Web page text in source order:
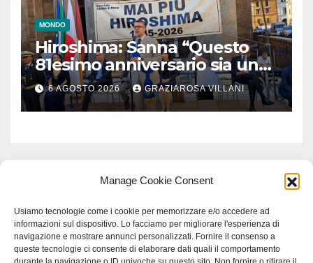
Manage Cookie Consent
Usiamo tecnologie come i cookie per memorizzare e/o accedere ad
informazioni sul dispositivo. Lo facciamo per migliorare l'esperienza di
navigazione e mostrare annunci personalizzati. Fornire il consenso a
queste tecnologie ci consente di elaborare dati quali il comportamento
MONDO
Hiroshima: Sanna “Questo
81esimo anniversario sia un
monito per tutti”
6 AGOSTO 2026 GRAZIAROSA VILLANI